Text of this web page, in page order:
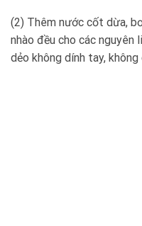
(2) Thêm nước cốt dừa,
nhào đều cho các nguyên
dẻo không dính tay, không